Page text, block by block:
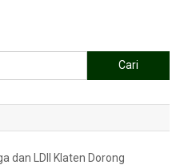
dan LDII Klaten Dorong